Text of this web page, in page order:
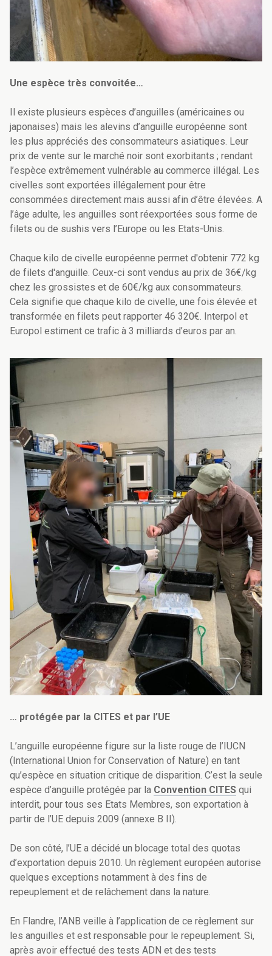
Une espèce très convoitée…
Il existe plusieurs espèces d’anguilles (américaines ou
japonaises) mais les alevins d’anguille européenne sont
les plus appréciés des consommateurs asiatiques. Leur
prix de vente sur le marché noir sont exorbitants ; rendant
l’espèce extrêmement vulnérable au commerce illégal. Les
civelles sont exportées illégalement pour être
consommées directement mais aussi afin d’être élevées. A
l’âge adulte, les anguilles sont réexportées sous forme de
filets ou de sushis vers l’Europe ou les Etats-Unis.
Chaque kilo de civelle européenne permet d'obtenir 772 kg
de filets d'anguille. Ceux-ci sont vendus au prix de 36€/kg
chez les grossistes et de 60€/kg aux consommateurs.
Cela signifie que chaque kilo de civelle, une fois élevée et
transformée en filets peut rapporter 46 320€. Interpol et
Europol estiment ce trafic à 3 milliards d’euros par an.
… protégée par la CITES et par l’UE
L’anguille européenne figure sur la liste rouge de l’IUCN
(International Union for Conservation of Nature) en tant
qu’espèce en situation critique de disparition. C’est la seule
espèce d’anguille protégée par la Convention CITES qui
interdit, pour tous ses Etats Membres, son exportation à
partir de l’UE depuis 2009 (annexe B II).
De son côté, l’UE a décidé un blocage total des quotas
d’exportation depuis 2010. Un règlement européen autorise
quelques exceptions notamment à des fins de
repeuplement et de relâchement dans la nature.
En Flandre, l’ANB veille à l’application de ce règlement sur
les anguilles et est responsable pour le repeuplement. Si,
après avoir effectué des tests ADN et des tests